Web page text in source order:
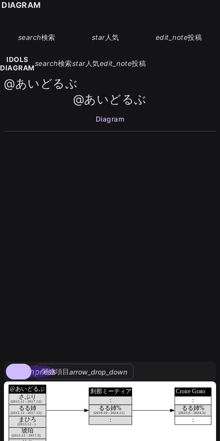
search検索 star人気 edit_note投稿
IDOLS
DIAGRAM
search検索star人気edit_note投稿
@あいどるぶ
@あいどるぶ
Diagram
compress
関連項目arrow_drop_down